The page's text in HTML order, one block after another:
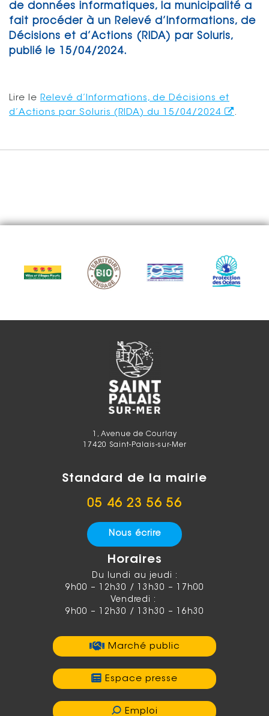
de données informatiques, la municipalité a
fait procéder à un Relevé d’Informations, de
Décisions et d’Actions (RIDA) par Soluris,
publié le 15/04/2024.
Lire le Relevé d’Informations, de Décisions et
d’Actions par Soluris (RIDA) du 15/04/2024
.
1, Avenue de Courlay
17420 Saint-Palais-sur-Mer
Standard de la mairie
05 46 23 56 56
Nous écrire
Horaires
Du lundi au jeudi :
9h00 – 12h30 / 13h30 – 17h00
Vendredi :
9h00 – 12h30 / 13h30 – 16h30
Marché public
Espace presse
Emploi